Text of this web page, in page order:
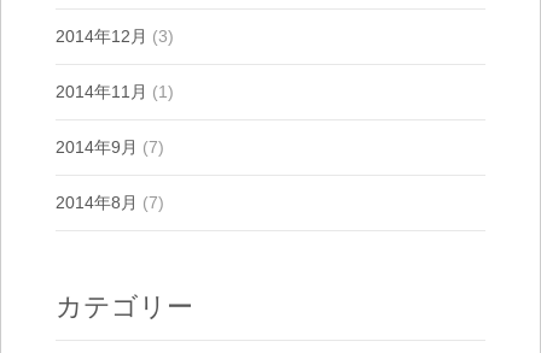
2014年12月 (3)
2014年11月 (1)
2014年9月 (7)
2014年8月 (7)
カテゴリー